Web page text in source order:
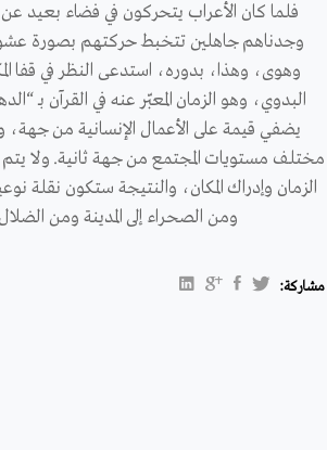
فلما كان الأعراب يتحركون في فضاء بعيد عن
وجدناهم جاهلين تتخبط حركتهم بصورة
وهوى، وهذا، بدوره، استدعى النظر في قفا
البدوي، وهو الزمان المعبّر عنه في القرآن بـ
يضفي قيمة على الأعمال الإنسانية من جهة،
مختلف مستويات المجتمع من جهة ثانية. ولا
الزمان وإدراك المكان، والنتيجة ستكون نقلة
ومن الصحراء إلى المدينة ومن
مشاركة: